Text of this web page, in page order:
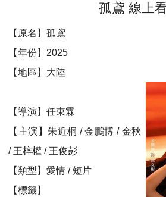
孤鳶 線上
【原名】孤鳶
【年份】2025
【地區】大陸
【導演】任東霖
【主演】朱近桐 / 金鵬博 / 金秋
/ 王梓權 / 王俊彭
【類型】愛情 / 短片
【標籤】